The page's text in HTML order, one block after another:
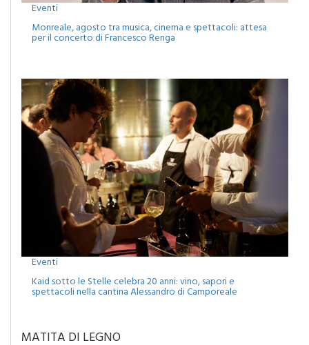
Monreale, agosto tra musica, cinema e spettacoli: attesa
per il concerto di Francesco Renga
Kaid sotto le Stelle celebra 20 anni: vino, sapori e
spettacoli nella cantina Alessandro di Camporeale